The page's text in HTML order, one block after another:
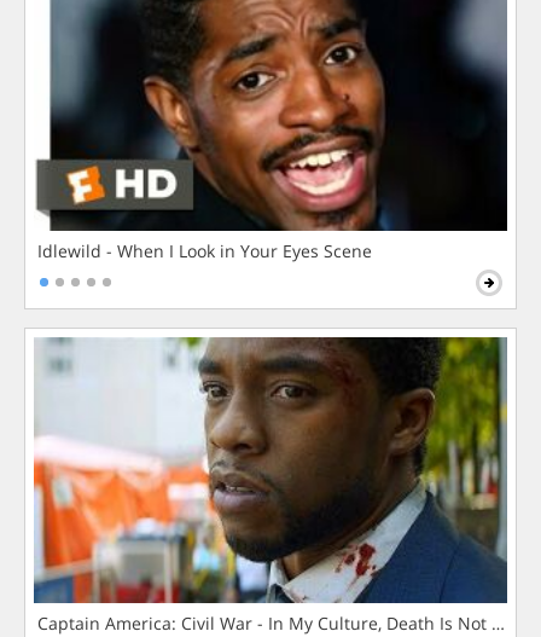
Idlewild - When I Look in Your Eyes Scene
Captain America: Civil War - In My Culture, Death Is Not The